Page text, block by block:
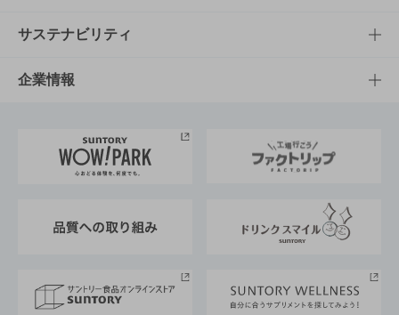
商品発売情報
栄養成分一覧
キャンペーン
工場見学
地域情報
文化・スポーツTOP
サントリーホール
サントリーサンバーズ大阪
サステナビリティ
サステナビリティTOP
サントリーが考えるサステナビリティ経営
企業情報
企業概要
採用情報